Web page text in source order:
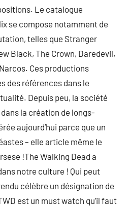
Le catalogue
se compose notamment de
telles que Stranger
Black, The Crown, Daredevil,
Ces productions
des références dans le
Depuis peu, la société
la création de longs-
aujourd’hui parce que un
– elle article même le
!The Walking Dead a
notre culture ! Qui peut
célèbre un désignation de
est un must watch qu’il faut